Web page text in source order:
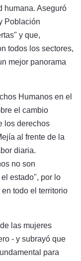
humana. Aseguró
Población
y que,
todos los sectores,
mejor panorama
Humanos en el
el cambio
los derechos
al frente de la
diaria.
no son
estado", por lo
todo el territorio
las mujeres
- y subrayó que
para